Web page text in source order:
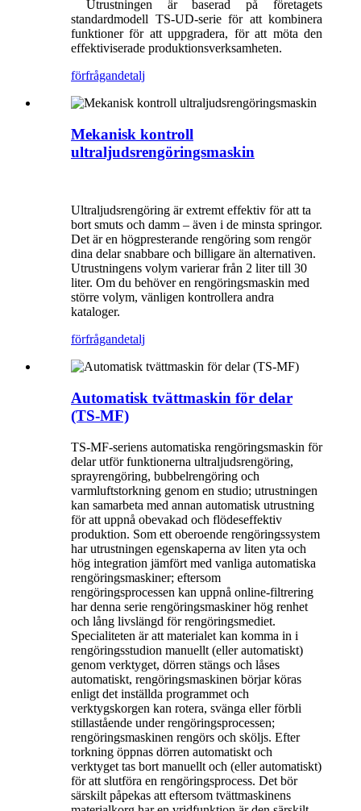
Utrustningen är baserad på företagets
standardmodell TS-UD-serie för att kombinera
funktioner för att uppgradera, för att möta den
effektiviserade produktionsverksamheten.
förfrågandetalj
Mekanisk kontroll
ultraljudsrengöringsmaskin
Ultraljudsrengöring är extremt effektiv för att ta
bort smuts och damm – även i de minsta springor.
Det är en högpresterande rengöring som rengör
dina delar snabbare och billigare än alternativen.
Utrustningens volym varierar från 2 liter till 30
liter. Om du behöver en rengöringsmaskin med
större volym, vänligen kontrollera andra
kataloger.
förfrågandetalj
Automatisk tvättmaskin för delar
(TS-MF)
TS-MF-seriens automatiska rengöringsmaskin för
delar utför funktionerna ultraljudsrengöring,
sprayrengöring, bubbelrengöring och
varmluftstorkning genom en studio; utrustningen
kan samarbeta med annan automatisk utrustning
för att uppnå obevakad och flödeseffektiv
produktion. Som ett oberoende rengöringssystem
har utrustningen egenskaperna av liten yta och
hög integration jämfört med vanliga automatiska
rengöringsmaskiner; eftersom
rengöringsprocessen kan uppnå online-filtrering
har denna serie rengöringsmaskiner hög renhet
och lång livslängd för rengöringsmediet.
Specialiteten är att materialet kan komma in i
rengöringsstudion manuellt (eller automatiskt)
genom verktyget, dörren stängs och låses
automatiskt, rengöringsmaskinen börjar köras
enligt det inställda programmet och
verktygskorgen kan rotera, svänga eller förbli
stillastående under rengöringsprocessen;
rengöringsmaskinen rengörs och sköljs. Efter
torkning öppnas dörren automatiskt och
verktyget tas bort manuellt och (eller automatiskt)
för att slutföra en rengöringsprocess. Det bör
särskilt påpekas att eftersom tvättmaskinens